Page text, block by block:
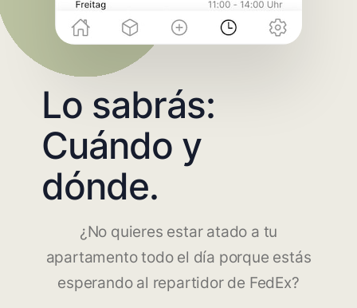
Lo sabrás:
Cuándo y
dónde.
¿No quieres estar atado a tu
apartamento todo el día porque estás
esperando al repartidor de FedEx?